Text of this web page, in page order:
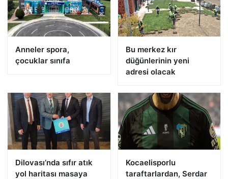
Anneler spora,
çocuklar sınıfa
Bu merkez kır
düğünlerinin yeni
adresi olacak
Dilovası’nda sıfır atık
yol haritası masaya
Kocaelisporlu
taraftarlardan, Serdar